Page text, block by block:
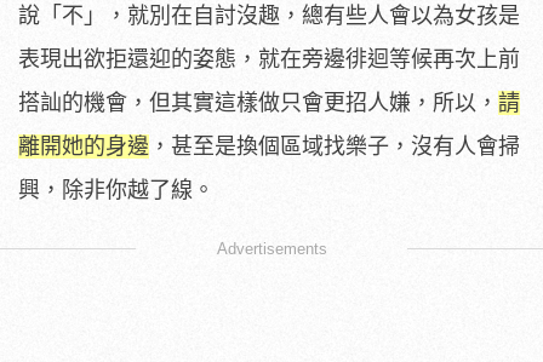
說「不」，就別在自討沒趣，總有些人會以為女孩是
表現出欲拒還迎的姿態，就在旁邊徘迴等候再次上前
搭訕的機會，但其實這樣做只會更招人嫌，所以， 請
離開她的身邊 ，甚至是換個區域找樂子，沒有人會掃
興，除非你越了線。
Advertisements